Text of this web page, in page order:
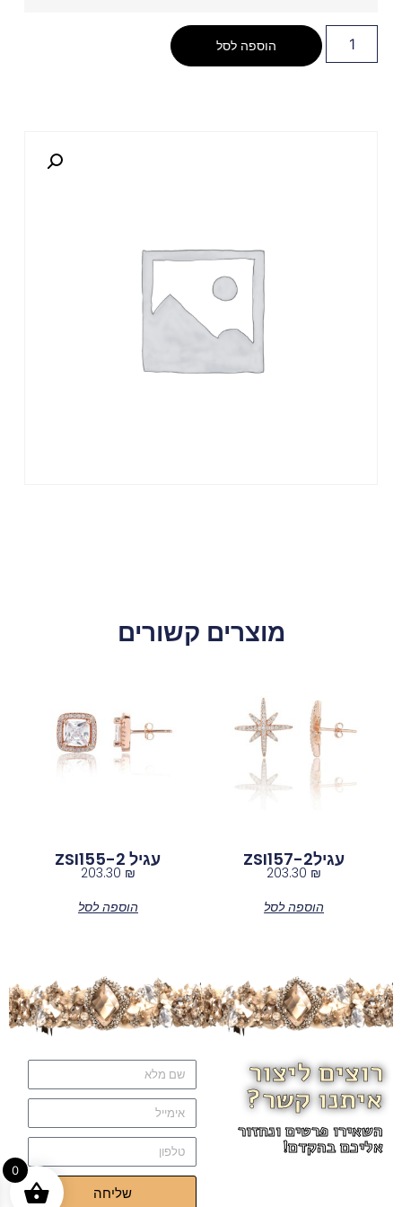
הוספה לסל
מוצרים קשורים
עגילZSI157-2
203.30 ₪
הוספה לסל
עגיל ZSI155-2
203.30 ₪
הוספה לסל
רוצים ליצור
איתנו קשר?
השאירו פרטים ונחזור
אליכם בהקדם!
שליחה
0